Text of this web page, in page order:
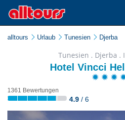
alltours Urlaub Tunesien Djerba
Tunesien . Djerba .
Hotel Vincci
1361 Bewertungen
4.9 / 6